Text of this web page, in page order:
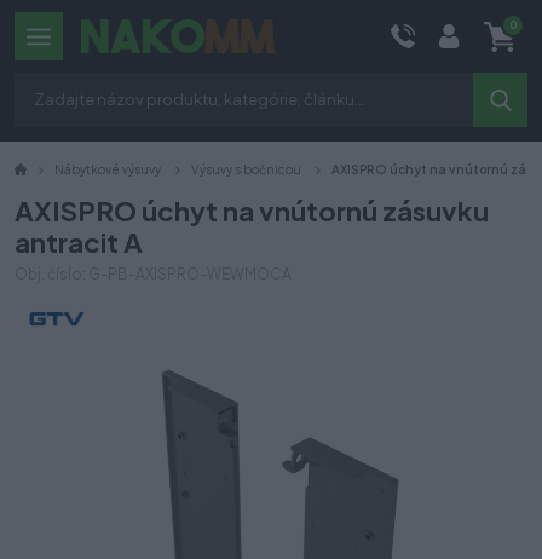
0
Nábytkové výsuvy Výsuvy s bočnicou AXISPRO úchyt na vnútornú
AXISPRO úchyt na vnútornú zásuvku
antracit A